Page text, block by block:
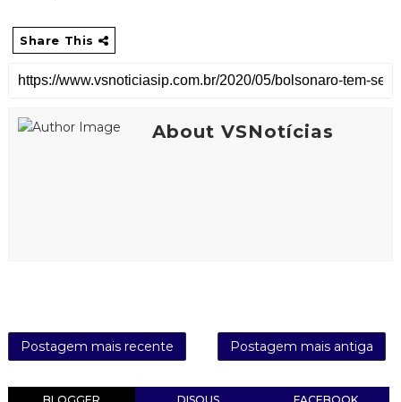
Share This
About VSNotícias
Postagem mais recente Postagem mais antiga